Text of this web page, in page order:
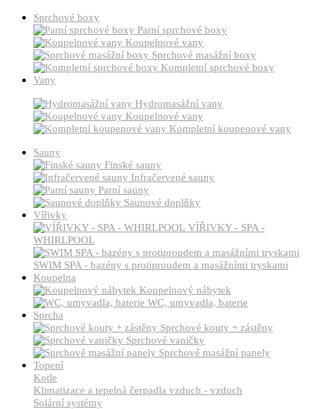
Sprchové boxy
Parní sprchové boxy
Koupelnové vany
Sprchové masážní boxy
Kompletní sprchové boxy
Vany
Hydromasážní vany
Koupelnové vany
Kompletní koupenové vany
Sauny
Finské sauny
Infračervené sauny
Parní sauny
Saunové doplňky
Vířivky
VÍŘIVKY - SPA -
WHIRLPOOL
SWIM SPA - bazény s protiproudem a masážními tryskami
Koupelna
Koupelnový nábytek
WC, umyvadla, baterie
Sprcha
Sprchové kouty + zástěny
Sprchové vaničky
Sprchové masážní panely
Topení
Kotle
Klimatizace a tepelná čerpadla vzduch - vzduch
Solární systémy